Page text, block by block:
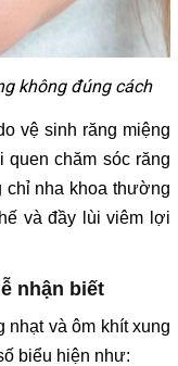
không đúng cách
vệ sinh răng miệng
quen chăm sóc răng
chỉ nha khoa thường
và đầy lùi viêm lợi
nhận biết
nhạt và ôm khít xung
biểu hiện như: